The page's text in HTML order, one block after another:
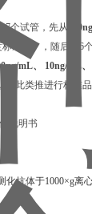
7个试管，先从
标准品），随后在
mL、 10ng/mL
此类推进行标准
化抗体于1000×g离